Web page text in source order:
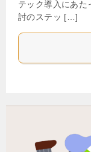
テック導入にあた
討のステッ […]